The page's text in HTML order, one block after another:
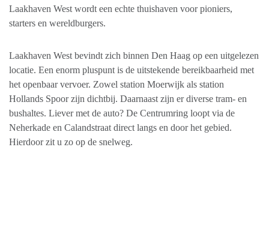
Laakhaven West wordt een echte thuishaven voor pioniers,
starters en wereldburgers.
Laakhaven West bevindt zich binnen Den Haag op een uitgelezen
locatie. Een enorm pluspunt is de uitstekende bereikbaarheid met
het openbaar vervoer. Zowel station Moerwijk als station
Hollands Spoor zijn dichtbij. Daarnaast zijn er diverse tram- en
bushaltes. Liever met de auto? De Centrumring loopt via de
Neherkade en Calandstraat direct langs en door het gebied.
Hierdoor zit u zo op de snelweg.